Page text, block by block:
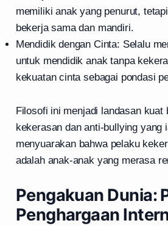
memiliki anak yang penurut,
bekerja sama dan mandiri.
Mendidik dengan Cinta: Selalu
untuk mendidik anak tanpa
kekuatan cinta sebagai pondasi
Filosofi ini menjadi landasan kuat
kekerasan dan anti-bullying yang
menyuarakan bahwa pelaku
adalah anak-anak yang merasa
Pengakuan Dunia:
Penghargaan